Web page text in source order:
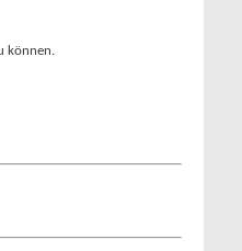
können.